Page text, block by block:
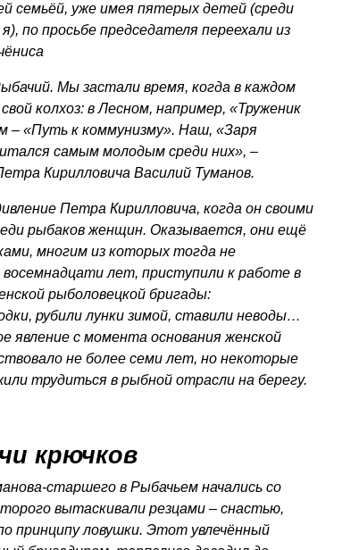
семьёй, уже имея пятерых детей (среди
по просьбе председателя переехали из
Мы застали время, когда в каждом
колхоз: в Лесном, например, «Труженик
– «Путь к коммунизму». Наш, «Заря
самым молодым среди них», –
Кирилловича Василий Туманов.
Петра Кирилловича, когда он своими
рыбаков женщин. Оказывается, они ещё
многим из которых тогда не
восемнадцати лет, приступили к работе в
рыболовецкой бригады:
рубили лунки зимой, ставили неводы…
явление с момента основания женской
не более семи лет, но некоторые
трудиться в рыбной отрасли на берегу.
крючков
старшего в Рыбачьем начались со
вытаскивали резцами – снастью,
принципу ловушки. Этот увлечённый